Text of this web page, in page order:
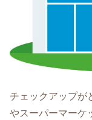
チェックアップが
やスーパーマーケ